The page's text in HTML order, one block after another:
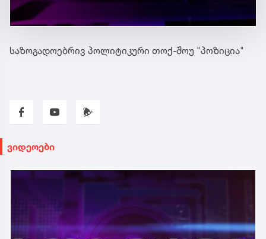
საზოგადოებრივ პოლიტიკური თოქ-შოუ "პოზიცია"
ვიდეოები